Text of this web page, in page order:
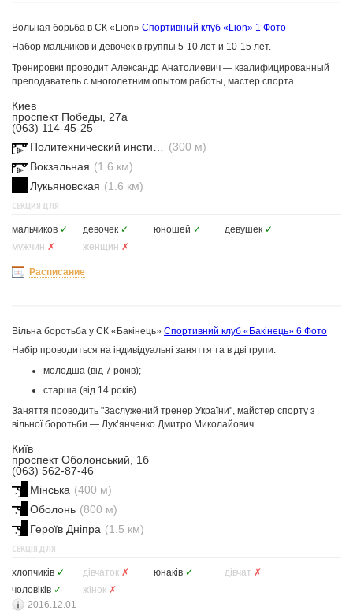
Вольная борьба в СК «Lion» Спортивный клуб «Lion» 1 Фото
Набор мальчиков и девочек в группы 5-10 лет и 10-15 лет.
Тренировки проводит Александр Анатолиевич — квалифицированный
преподаватель с многолетним опытом работы, мастер спорта.
Киев
проспект Победы, 27а
(063) 114-45-25
(300 м)
Вокзальная (1.6 км)
Лукьяновская (1.6 км)
СЕКЦИЯ ДЛЯ
мальчиков ✓ девочек ✓ юношей ✓ девушек ✓
мужчин ✗ женщин ✗
Расписание
Вільна боротьба у СК «Бакінець» Спортивний клуб «Бакінець» 6 Фото
Набір проводиться на індивідуальні заняття та в дві групи:
молодша (від 7 років);
старша (від 14 років).
Заняття проводить "Заслужений тренер України", майстер спорту з
вільної боротьби — Лук’янченко Дмитро Миколайович.
Київ
проспект Оболонський, 1б
(063) 562-87-46
Мінська (400 м)
Оболонь (800 м)
Героїв Дніпра (1.5 км)
СЕКЦІЯ ДЛЯ
хлопчиків ✓ дівчаток ✗ юнаків ✓ дівчат ✗
чоловіків ✓ жінок ✗
2016.12.01